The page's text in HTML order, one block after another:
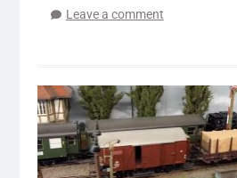
Leave a comment